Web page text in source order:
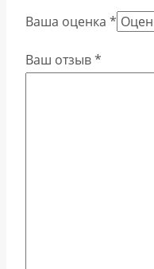
Ваша оценка *
Ваш отзыв*